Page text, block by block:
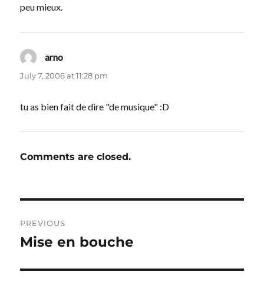
peu mieux.
arno
July 7, 2006 at 11:28 pm
tu as bien fait de dire "de musique" :D
Comments are closed.
navigation
PREVIOUS
Previous
Mise en bouche